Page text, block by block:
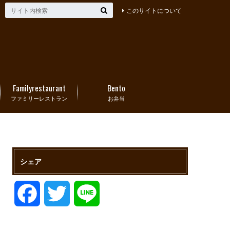
このサイトについて
ファミリーレストラン
Familyrestaurant
お弁当
Bento
シェア